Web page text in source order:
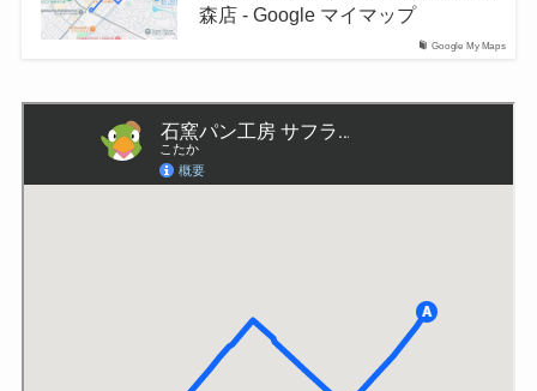
Google My Maps
森店 - Google マイマップ